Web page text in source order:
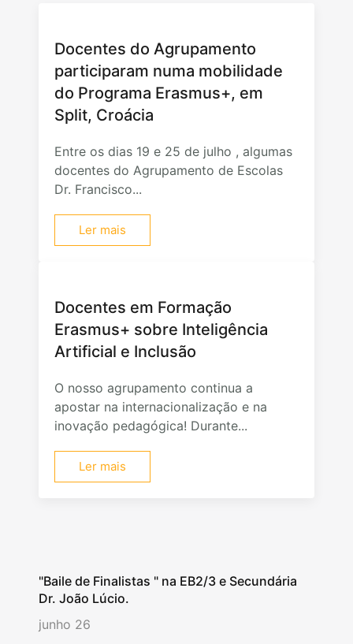
Docentes do Agrupamento
participaram numa mobilidade
do Programa Erasmus+, em
Split, Croácia
Entre os dias 19 e 25 de julho , algumas
docentes do Agrupamento de Escolas
Dr. Francisco...
Ler mais
Docentes em Formação
Erasmus+ sobre Inteligência
Artificial e Inclusão
O nosso agrupamento continua a
apostar na internacionalização e na
inovação pedagógica! Durante...
Ler mais
"Baile de Finalistas " na EB2/3 e Secundária
Dr. João Lúcio.
junho 26